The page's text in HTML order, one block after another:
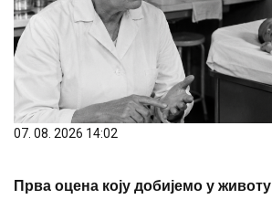
07. 08. 2026 14:02
Прва оцена коју добијемо у животу